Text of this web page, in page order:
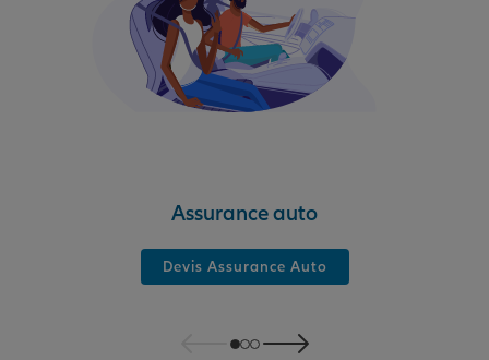
Assurance auto
Devis Assurance Auto